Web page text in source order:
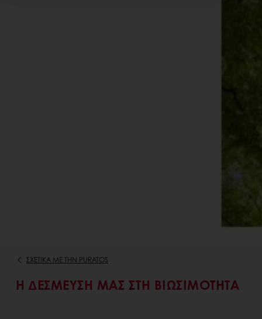
ΣΧΕΤΙΚΆ ΜΕ ΤΗΝ PURATOS
Η ΔΈΣΜΕΥΣΉ ΜΑΣ ΣΤΗ ΒΙΩΣΙΜΌΤΗΤΑ